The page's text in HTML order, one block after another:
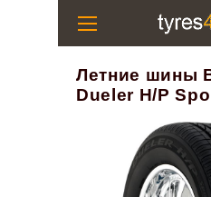
Летние шины
Dueler H/P